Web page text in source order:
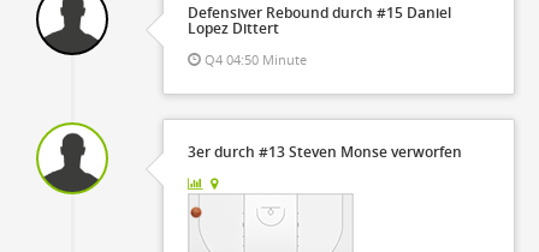
Defensiver Rebound durch #15 Daniel
Lopez Dittert
Q4 04:50 Minute
3er durch #13 Steven Monse verworfen